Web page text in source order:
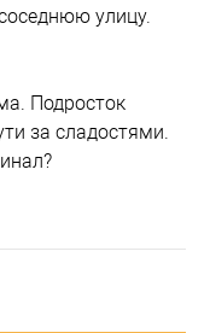
улицу.
Подросток
за сладостями.